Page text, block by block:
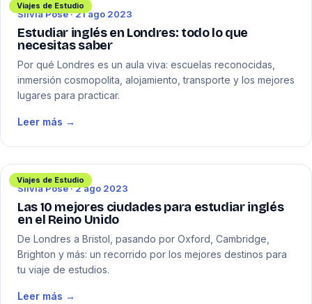
Viajes de Estudio
Silvia Pose · 21 ago 2023
Estudiar inglés en Londres: todo lo que
necesitas saber
Por qué Londres es un aula viva: escuelas reconocidas,
inmersión cosmopolita, alojamiento, transporte y los mejores
lugares para practicar.
Leer más →
Viajes de Estudio
Silvia Pose · 2 ago 2023
Las 10 mejores ciudades para estudiar inglés
en el Reino Unido
De Londres a Bristol, pasando por Oxford, Cambridge,
Brighton y más: un recorrido por los mejores destinos para
tu viaje de estudios.
Leer más →